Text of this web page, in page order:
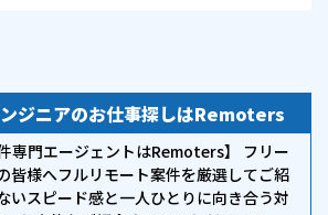
ジニアのお仕事探しはRemoters
専門エージェントはRemoters】 フリー
皆様へフルリモート案件を厳選してご紹
いスピード感と一人ひとりに向き合う対